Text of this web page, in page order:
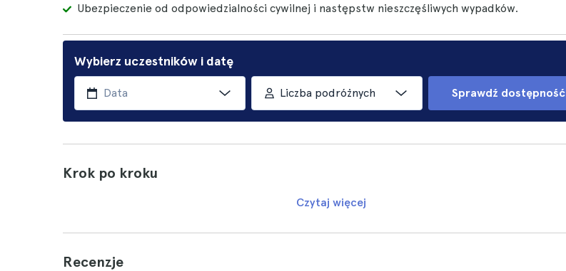
Ubezpieczenie od odpowiedzialności cywilnej i następstw nieszczęśliwych wypadków.
Wybierz uczestników i datę
Liczba podróżnych Sprawdź dostępność
Krok po kroku
Czytaj więcej
Recenzje